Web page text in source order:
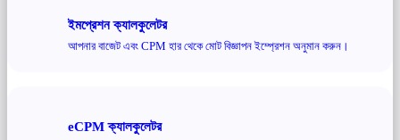
ইমপ্রেশন ক্যালকুলেটর
আপনার বাজেট এবং CPM হার থেকে মোট বিজ্ঞাপন ইম্প্রেশন অনুমান করুন।
eCPM ক্যালকুলেটর